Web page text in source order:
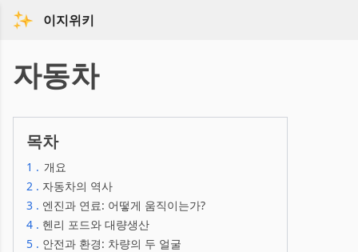
이지위키
자동차
목차
1 . 개요
2 . 자동차의 역사
3 . 엔진과 연료: 어떻게 움직이는가?
4 . 헨리 포드와 대량생산
5 . 안전과 환경: 차량의 두 얼굴